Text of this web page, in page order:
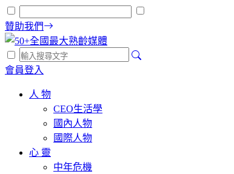
贊助我們
會員登入
人 物
CEO生活學
國內人物
國際人物
心 靈
中年危機